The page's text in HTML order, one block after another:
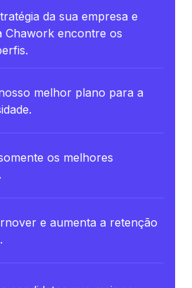
da sua empresa e
Chawork encontre os
melhor plano para a
os melhores
e aumenta a retenção